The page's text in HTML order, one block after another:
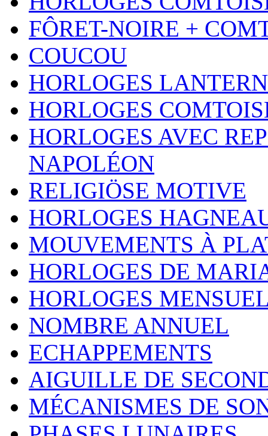
FÔRET-NOIRE +
COUCOU
HORLOGES
HORLOGES
HORLOGES AVEC
NAPOLÉON
RELIGIÖSE MOTIVE
HORLOGES
MOUVEMENTS À
HORLOGES DE
HORLOGES
NOMBRE ANNUEL
ECHAPPEMENTS
AIGUILLE DE
MÉCANISMES DE